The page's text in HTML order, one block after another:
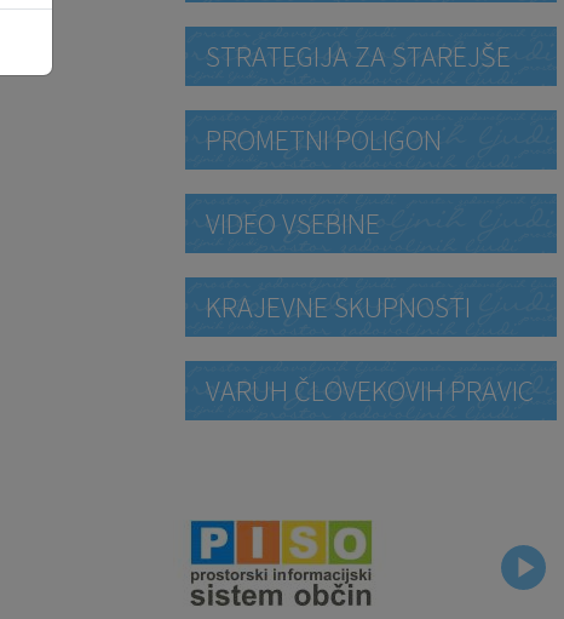
STRATEGIJA ZA STAREJŠE
PROMETNI POLIGON
VIDEO VSEBINE
KRAJEVNE SKUPNOSTI
VARUH ČLOVEKOVIH PRAVIC